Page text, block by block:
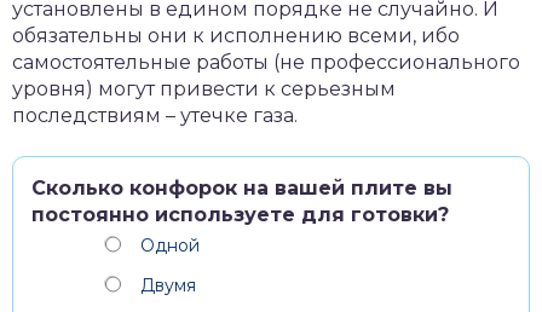
установлены в едином порядке не случайно. И
обязательны они к исполнению всеми, ибо
самостоятельные работы (не профессионального
уровня) могут привести к серьезным
последствиям – утечке газа.
Сколько конфорок на вашей плите вы
постоянно используете для готовки?
Одной
Двумя